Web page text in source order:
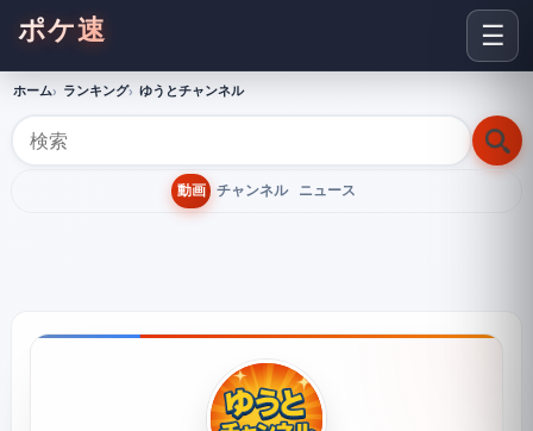
☰
ポケ速
ホーム ランキング ゆうとチャンネル
動画 チャンネル ニュース